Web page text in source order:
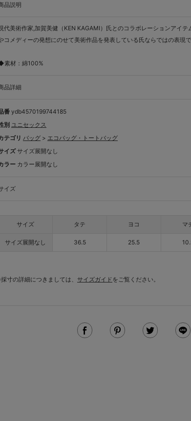
品説明
代美術作家,加賀美健（KEN KAGAMI）氏とのコラボレーションアイテ
コメディーの発想にのせて美術作品を発表している氏ならではの表現で
素材：綿100%
品詳細
番 ydb4570199744185
別 ユニセックス
テゴリ バッグ > エコバッグ・トートバッグ
イズ サイズ展開なし
ラー カラー展開なし
イズ
サイズ タテ ヨコ マ
サイズ展開なし 36.5 25.5
寸の詳細につきましては、 サイズガイドをご覧ください。